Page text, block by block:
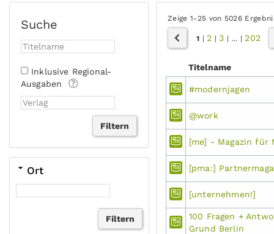
Suche
Inklusive Regional-
Ausgaben
Ort
Zeige 1-25 von 5026
1 | 2 |3 | ... | 202
Titelname
#modernjagen
@work
[me] - Magazin für
[pma:]
[unternehmen!]
100 Fragen +
Grund Berlin